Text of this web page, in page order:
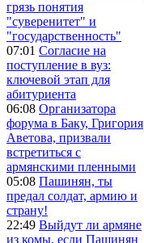
грязь понятия
"суверенитет" и
"государственность"
07:01 Согласие на
поступление в вуз:
ключевой этап для
абитуриента
06:08 Организатора
форума в Баку, Григория
Аветова, призвали
встретиться с
армянскими пленными
05:08 Пашинян, ты
предал солдат, армию и
страну!
22:49 Выйдут ли армяне
из комы, если Пашинян